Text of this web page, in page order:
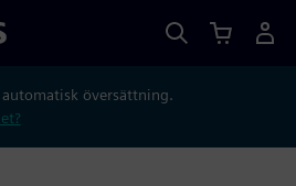
automatisk översättning.